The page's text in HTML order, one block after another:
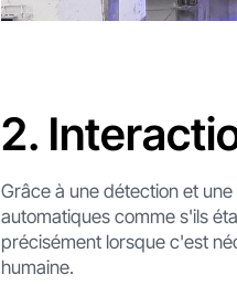
2.
Grâce à une détection et
automatiques comme s'ils
précisément lorsque c'est
humaine.